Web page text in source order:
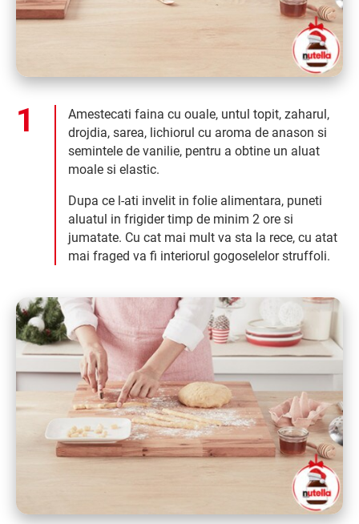
Amestecati faina cu ouale, untul topit, zaharul,
drojdia, sarea, lichiorul cu aroma de anason si
semintele de vanilie, pentru a obtine un aluat
moale si elastic.
Dupa ce l-ati invelit in folie alimentara, puneti
aluatul in frigider timp de minim 2 ore si
jumatate. Cu cat mai mult va sta la rece, cu atat
mai fraged va fi interiorul gogoselelor struffoli.